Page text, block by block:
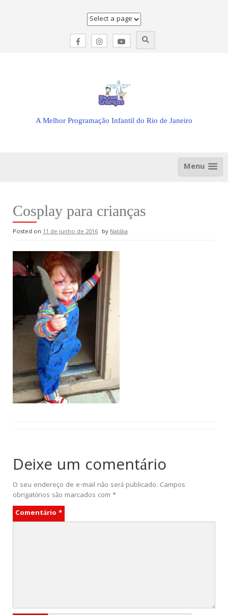
A Melhor Programação Infantil do Rio de Janeiro
Menu
Cosplay para crianças
Posted on 11 de junho de 2016 byNatália
Deixe um comentário
O seu endereço de e-mail não será publicado. Campos
obrigatórios são marcados com *
Comentário *